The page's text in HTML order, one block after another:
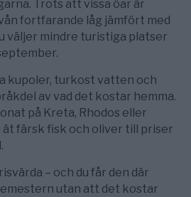
Trots att vissa öar är
fortfarande låg jämfört med
väljer mindre turistiga platser
kupoler, turkost vatten och
av vad det kostar hemma.
på Kreta, Rhodos eller
ät färsk fisk och oliver till priser
– och du får den där
utan att det kostar